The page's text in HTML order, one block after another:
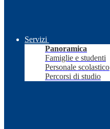
Servizi
Panoramica
Famiglie e studenti
Personale scolastico
Percorsi di studio